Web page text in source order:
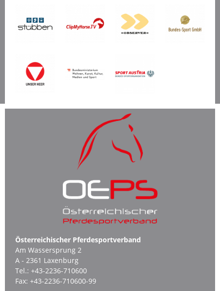
Österreichischer Pferdesportverband
Am Wassersprung 2
A - 2361 Laxenburg
Tel.: +43-2236-710600
Fax: +43-2236-710600-99